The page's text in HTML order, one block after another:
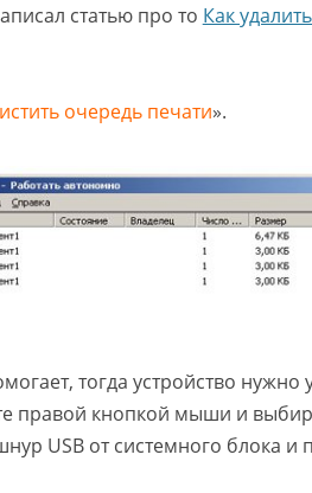
статью про то Как
очередь печати».
тогда устройство нужно
правой кнопкой мыши и
USB от системного блока и